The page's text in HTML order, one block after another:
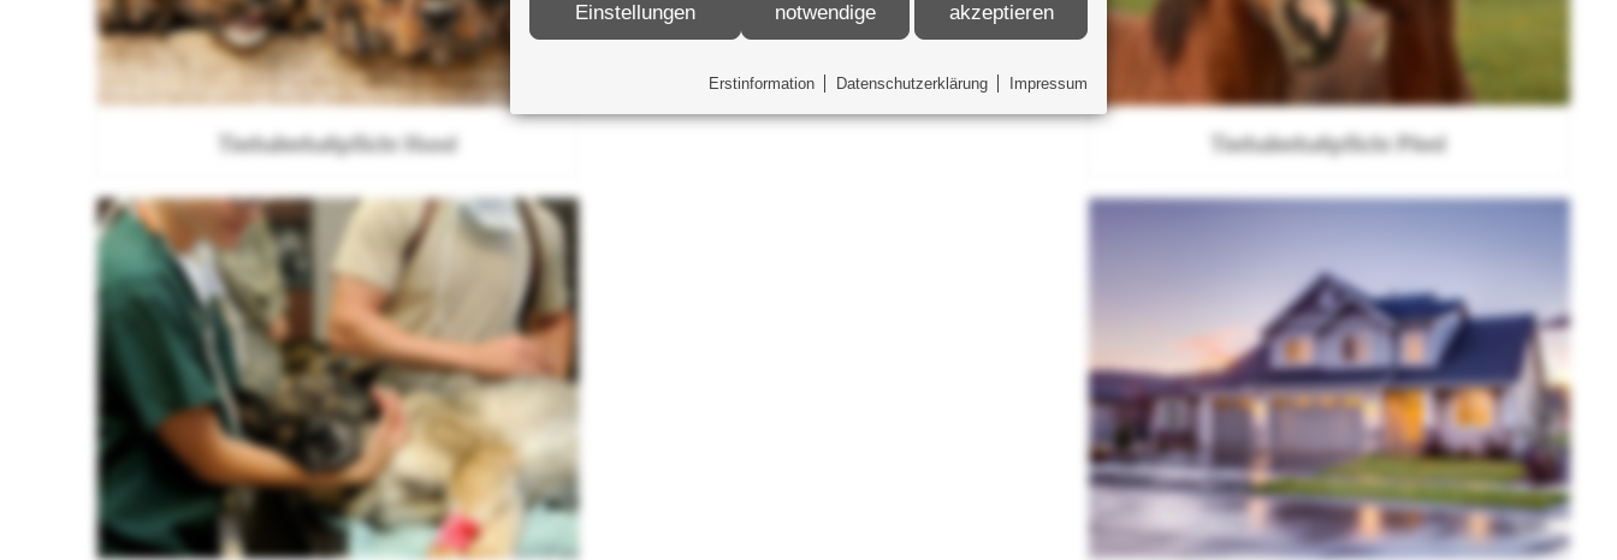
Einstellungen
notwendige
akzeptieren
Erstinformation Datenschutzerklärung Impressum
Tierhalterhaftpflicht Hund Tierhalterhaftpflicht Pferd